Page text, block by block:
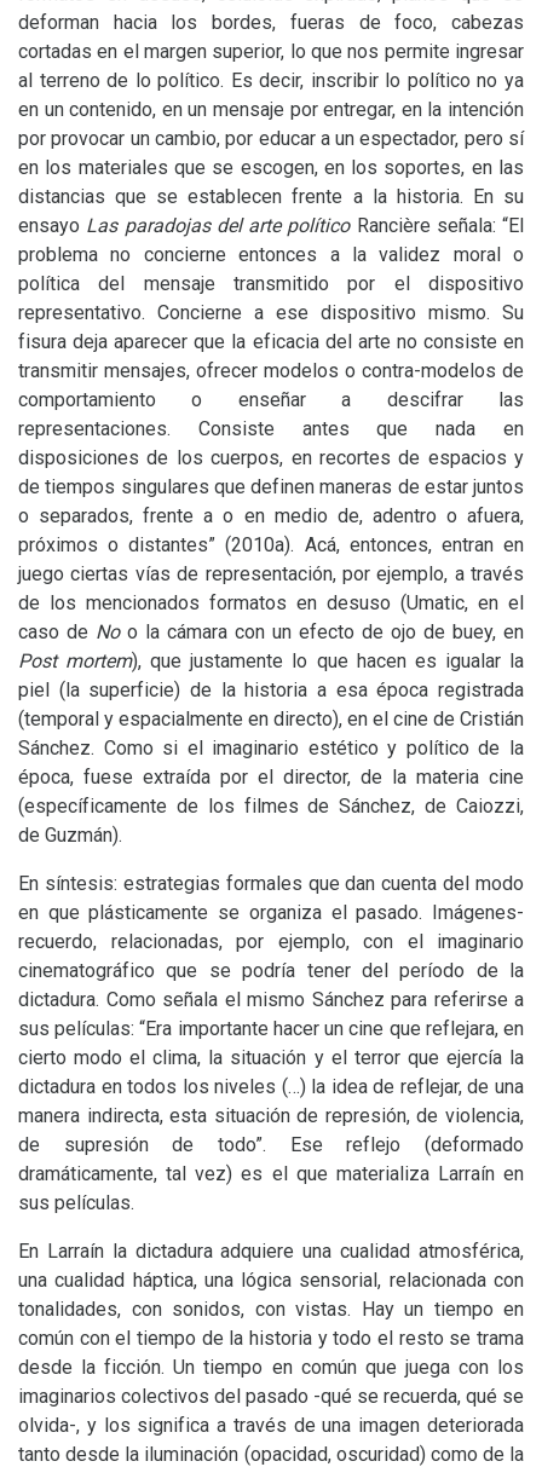
deforman hacia los bordes, fueras de foco, cabezas
cortadas en el margen superior, lo que nos permite ingresar
al terreno de lo político. Es decir, inscribir lo político no ya
en un contenido, en un mensaje por entregar, en la intención
por provocar un cambio, por educar a un espectador, pero sí
en los materiales que se escogen, en los soportes, en las
distancias que se establecen frente a la historia. En su
ensayo Las paradojas del arte políticoRancière señala: “El
problema no concierne entonces a la validez moral o
política del mensaje transmitido por el dispositivo
representativo. Concierne a ese dispositivo mismo. Su
fisura deja aparecer que la eficacia del arte no consiste en
transmitir mensajes, ofrecer modelos o contra-modelos de
comportamiento o enseñar a descifrar las
representaciones. Consiste antes que nada en
disposiciones de los cuerpos, en recortes de espacios y
de tiempos singulares que definen maneras de estar juntos
o separados, frente a o en medio de, adentro o afuera,
próximos o distantes” (2010a). Acá, entonces, entran en
juego ciertas vías de representación, por ejemplo, a través
de los mencionados formatos en desuso (Umatic, en el
caso de No o la cámara con un efecto de ojo de buey, en
Post mortem), que justamente lo que hacen es igualar la
piel (la superficie) de la historia a esa época registrada
(temporal y espacialmente en directo), en el cine de Cristián
Sánchez. Como si el imaginario estético y político de la
época, fuese extraída por el director, de la materia cine
(específicamente de los filmes de Sánchez, de Caiozzi,
de Guzmán).
En síntesis: estrategias formales que dan cuenta del modo
en que plásticamente se organiza el pasado. Imágenes-
recuerdo, relacionadas, por ejemplo, con el imaginario
cinematográfico que se podría tener del período de la
dictadura. Como señala el mismo Sánchez para referirse a
sus películas: “Era importante hacer un cine que reflejara, en
cierto modo el clima, la situación y el terror que ejercía la
dictadura en todos los niveles (…) la idea de reflejar, de una
manera indirecta, esta situación de represión, de violencia,
de supresión de todo”. Ese reflejo (deformado
dramáticamente, tal vez) es el que materializa Larraín en
sus películas.
En Larraín la dictadura adquiere una cualidad atmosférica,
una cualidad háptica, una lógica sensorial, relacionada con
tonalidades, con sonidos, con vistas. Hay un tiempo en
común con el tiempo de la historia y todo el resto se trama
desde la ficción. Un tiempo en común que juega con los
imaginarios colectivos del pasado -qué se recuerda, qué se
olvida-, y los significa a través de una imagen deteriorada
tanto desde la iluminación (opacidad, oscuridad) como de la